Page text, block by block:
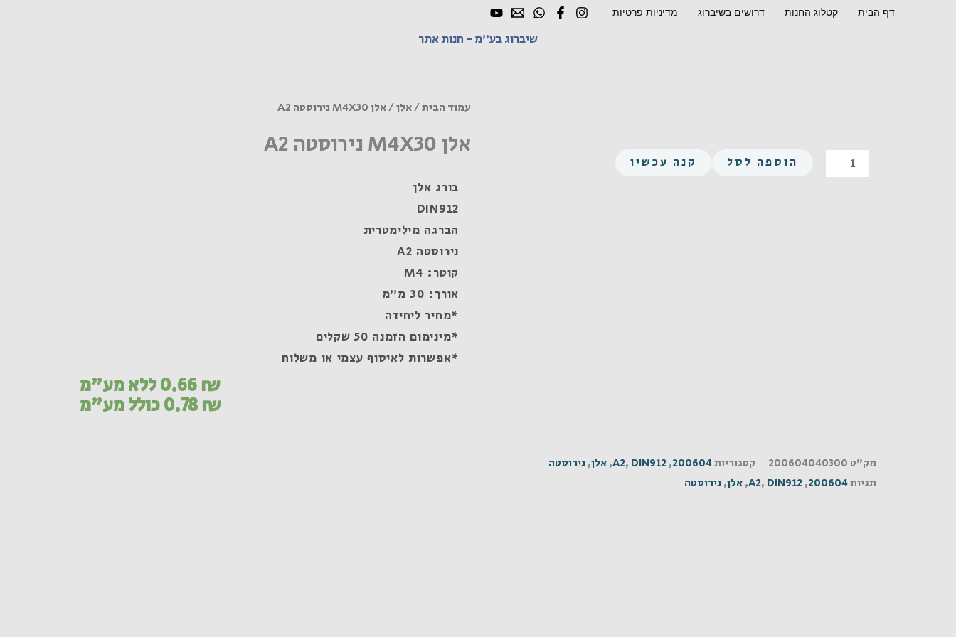
דף הבית קטלוג החנות דרושים בשיברוג מדיניות פרטיות
שיברוג בע"מ - חנות אתר
כמות
של
הוספה לסל קנה עכשיו
עמוד הבית/אלן/ אלן M4X30 נירוסטה A2
אלן M4X30 נירוסטה A2
בורג אלן
DIN912
הברגה מילימטרית
נירוסטה A2
קוטר: M4
אורך: 30 מ"מ
*מחיר ליחידה
*מינימום הזמנה 50 שקלים
*אפשרות לאיסוף עצמי או משלוח
0.66₪ ללא מע"מ
0.78₪ כולל מע"מ
מק"ט 200604040300 קטגוריות200604
,
A2, DIN912
,אלן, נירוסטה
תגיות200604
,
A2, DIN912
,אלן, נירוסטה